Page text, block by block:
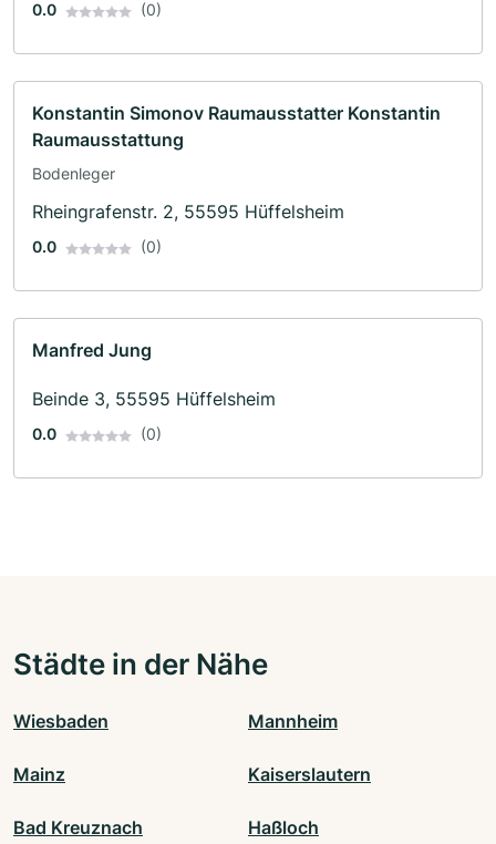
0.0 (0)
Konstantin Simonov Raumausstatter Konstantin
Raumausstattung
Bodenleger
Rheingrafenstr. 2, 55595 Hüffelsheim
0.0 (0)
Manfred Jung
Beinde 3, 55595 Hüffelsheim
0.0 (0)
Städte in der Nähe
Wiesbaden Mannheim
Mainz Kaiserslautern
Bad Kreuznach Haßloch